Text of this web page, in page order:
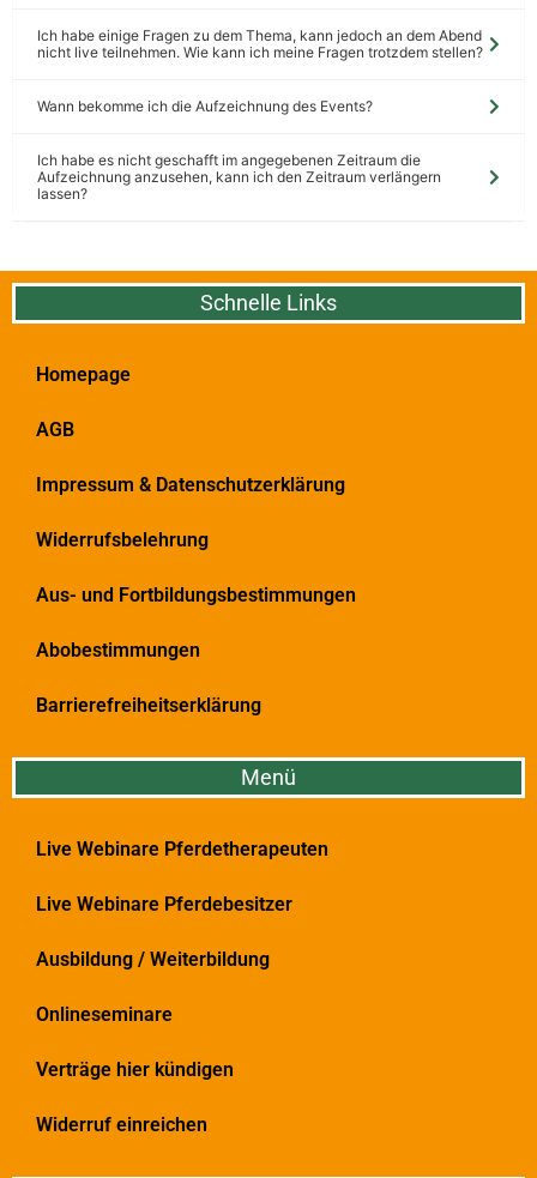
Ich habe einige Fragen zu dem Thema, kann jedoch an dem Abend
nicht live teilnehmen. Wie kann ich meine Fragen trotzdem stellen?
Wann bekomme ich die Aufzeichnung des Events?
Ich habe es nicht geschafft im angegebenen Zeitraum die
Aufzeichnung anzusehen, kann ich den Zeitraum verlängern
lassen?
Schnelle Links
Homepage
AGB
Impressum & Datenschutzerklärung
Widerrufsbelehrung
Aus- und Fortbildungsbestimmungen
Abobestimmungen
Barrierefreiheitserklärung
Menü
Live Webinare Pferdetherapeuten
Live Webinare Pferdebesitzer
Ausbildung / Weiterbildung
Onlineseminare
Verträge hier kündigen
Widerruf einreichen